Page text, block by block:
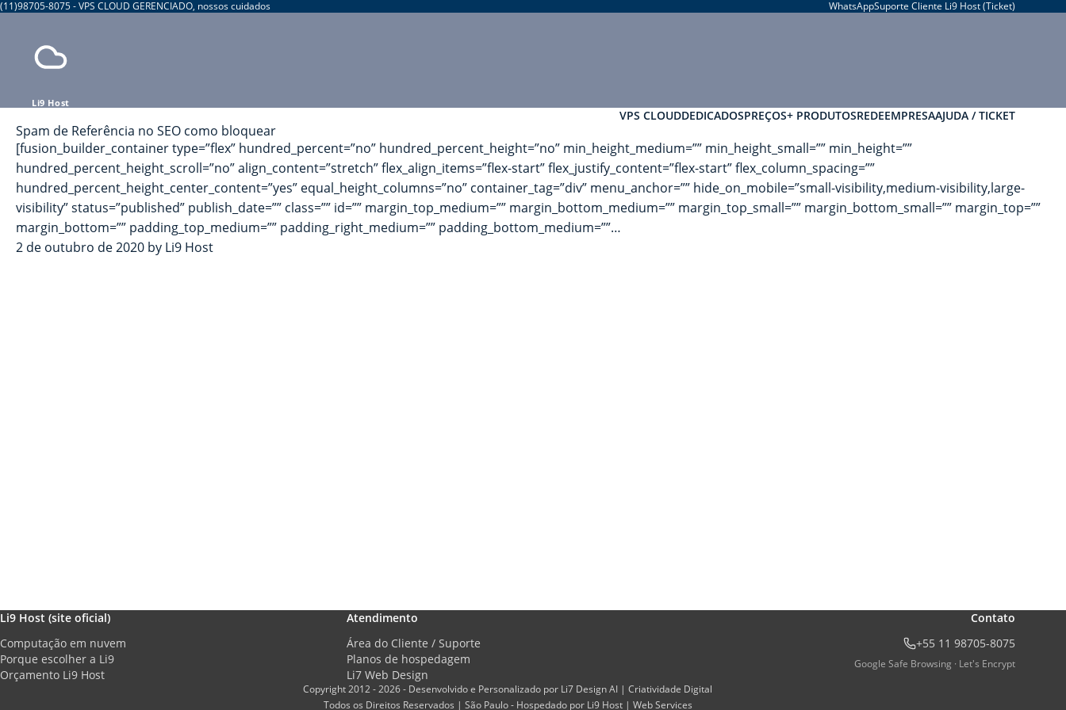
(11)98705-8075 - VPS CLOUD GERENCIADO, nossos cuidados WhatsAppSuporte Cliente Li9 Host (Ticket)
Li9 Host
VPS CLOUDDEDICADOSPREÇOS+ PRODUTOSREDEEMPRESAAJUDA / TICKET
Spam de Referência no SEO como bloquear
[fusion_builder_container type=”flex” hundred_percent=”no” hundred_percent_height=”no” min_height_medium=”” min_height_small=”” min_height=””
hundred_percent_height_scroll=”no” align_content=”stretch” flex_align_items=”flex-start” flex_justify_content=”flex-start” flex_column_spacing=””
hundred_percent_height_center_content=”yes” equal_height_columns=”no” container_tag=”div” menu_anchor=”” hide_on_mobile=”small-visibility,medium-visibility,large-
visibility” status=”published” publish_date=”” class=”” id=”” margin_top_medium=”” margin_bottom_medium=”” margin_top_small=”” margin_bottom_small=”” margin_top=””
margin_bottom=”” padding_top_medium=”” padding_right_medium=”” padding_bottom_medium=””…
2 de outubro de 2020 by Li9 Host
Li9 Host (site oficial)
Computação em nuvem
Porque escolher a Li9
Orçamento Li9 Host
Atendimento
Área do Cliente / Suporte
Planos de hospedagem
Li7 Web Design
Contato
+55 11 98705-8075
Google Safe Browsing · Let's Encrypt
Copyright 2012 - 2026 - Desenvolvido e Personalizado por Li7 Design AI | Criatividade Digital
Todos os Direitos Reservados | São Paulo - Hospedado por Li9 Host | Web Services